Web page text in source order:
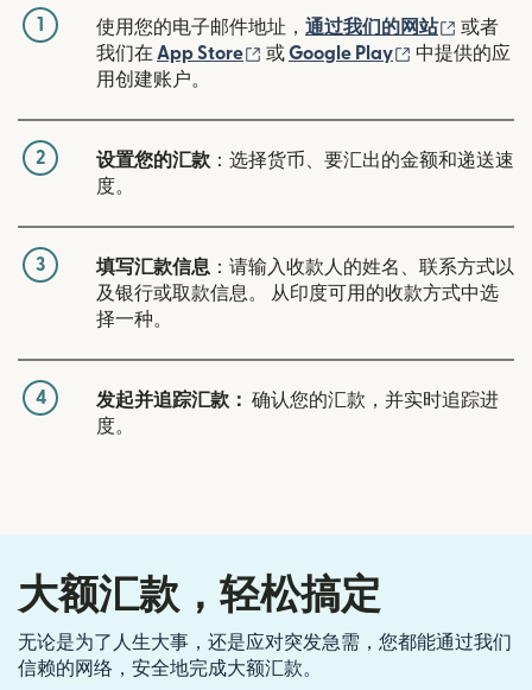
1 使用您的电子邮件地址， 通过我们的网站 （在新
或者
我们在 App Store （在新窗口中打开）
或Google Play （在新窗口中
中提供的应
用创建账户。
2 设置您的汇款 ：选择货币、要汇出的金额和递送速
度。
3 填写汇款信息 ：请输入收款人的姓名、联系方式以
及银行或取款信息。 从印度可用的收款方式中选
择一种。
4 发起并追踪汇款： 确认您的汇款，并实时追踪进
度。
大额汇款，轻松搞定
无论是为了人生大事，还是应对突发急需，您都能通过我们
信赖的网络，安全地完成大额汇款。